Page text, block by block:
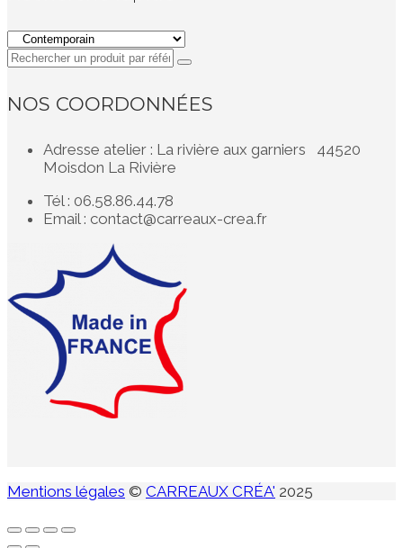
NOS COORDONNÉES
Adresse atelier : La rivière aux garniers 44520
Moisdon La Rivière
Tél : 06.58.86.44.78
Email : contact@carreaux-crea.fr
Mentions légales © CARREAUX CRÉA' 2025